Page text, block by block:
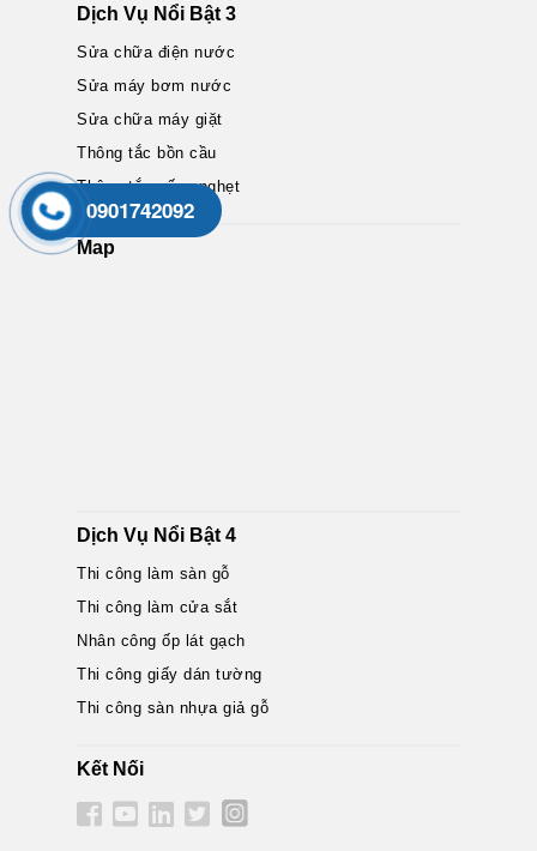
Dịch Vụ Nổi Bật 3
Sửa chữa điện nước
Sửa máy bơm nước
Sửa chữa máy giặt
Thông tắc bồn cầu
Thông tắc cống nghẹt
Map
Dịch Vụ Nổi Bật 4
Thi công làm sàn gỗ
Thi công làm cửa sắt
Nhân công ốp lát gạch
Thi công giấy dán tường
Thi công sàn nhựa giả gỗ
Kết Nối
0901742092